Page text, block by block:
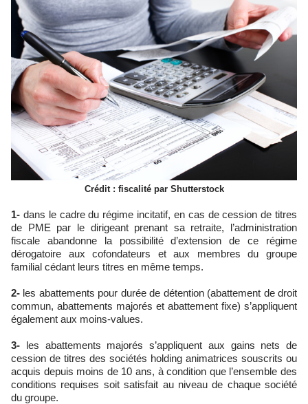
Crédit : fiscalité par Shutterstock
1- dans le cadre du régime incitatif, en cas de cession de titres
de PME par le dirigeant prenant sa retraite, l’administration
fiscale abandonne la possibilité d’extension de ce régime
dérogatoire aux cofondateurs et aux membres du groupe
familial cédant leurs titres en même temps.
2- les abattements pour durée de détention (abattement de droit
commun, abattements majorés et abattement fixe) s’appliquent
également aux moins-values.
3- les abattements majorés s’appliquent aux gains nets de
cession de titres des sociétés holding animatrices souscrits ou
acquis depuis moins de 10 ans, à condition que l’ensemble des
conditions requises soit satisfait au niveau de chaque société
du groupe.